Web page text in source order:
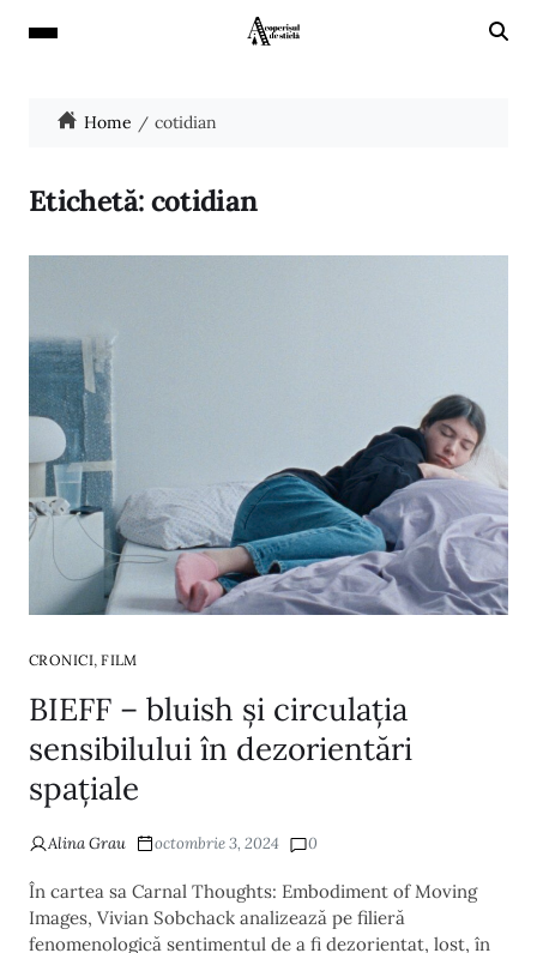
Home cotidian
Etichetă:cotidian
CRONICI,FILM
BIEFF – bluish și circulația
sensibilului în dezorientări
spațiale
Alina Grau octombrie 3, 2024 0
În cartea sa Carnal Thoughts: Embodiment of Moving
Images, Vivian Sobchack analizează pe filieră
fenomenologică sentimentul de a fi dezorientat, lost, în